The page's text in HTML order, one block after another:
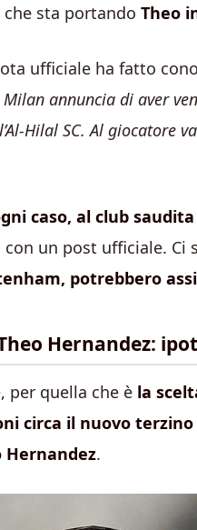
sta portando Theo
ufficiale ha fatto
Milan annuncia di aver
Hilal SC. Al giocatore
caso, al club
un post ufficiale. Ci
potrebbero
Hernandez:
per quella che è la
circa il nuovo
Hernandez.